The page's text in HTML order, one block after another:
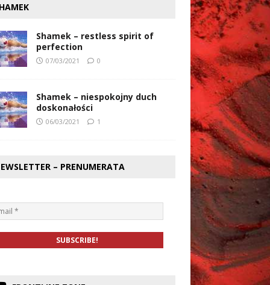
Shamek – restless spirit of
perfection
07/03/2021 0
Shamek – niespokojny duch
doskonałości
06/03/2021 1
– PRENUMERATA